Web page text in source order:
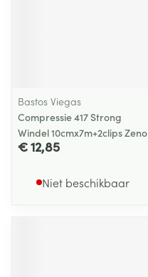
Bastos Viegas
Compressie 417 Strong
Windel 10cmx7m+2clips Zeno
€ 12,85
Niet beschikbaar